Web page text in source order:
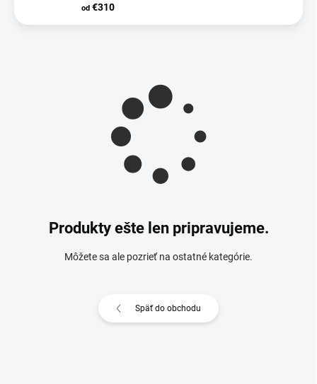
od €310
Produkty ešte len pripravujeme.
Môžete sa ale pozrieť na ostatné kategórie.
Späť do obchodu